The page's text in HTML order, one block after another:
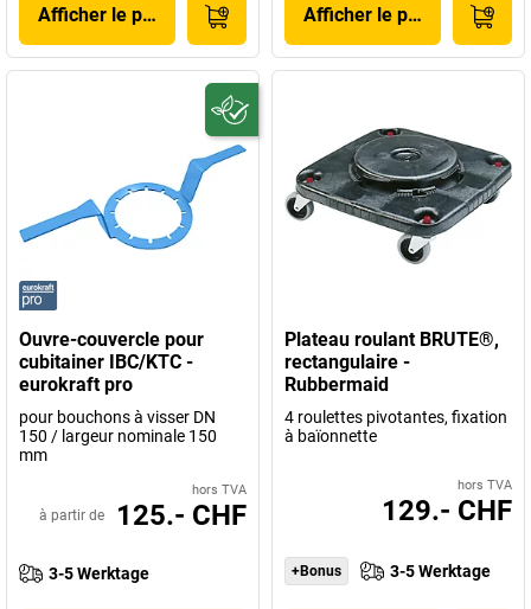
Afficher le produit Afficher le produit
Ouvre-couvercle pour
cubitainer IBC/KTC -
eurokraft pro
pour bouchons à visser DN
150 / largeur nominale 150
mm
hors TVA
à partir de 125.- CHF
3-5 Werktage
Plateau roulant BRUTE®,
rectangulaire -
Rubbermaid
4 roulettes pivotantes, fixation
à baïonnette
hors TVA
129.- CHF
+Bonus 3-5 Werktage